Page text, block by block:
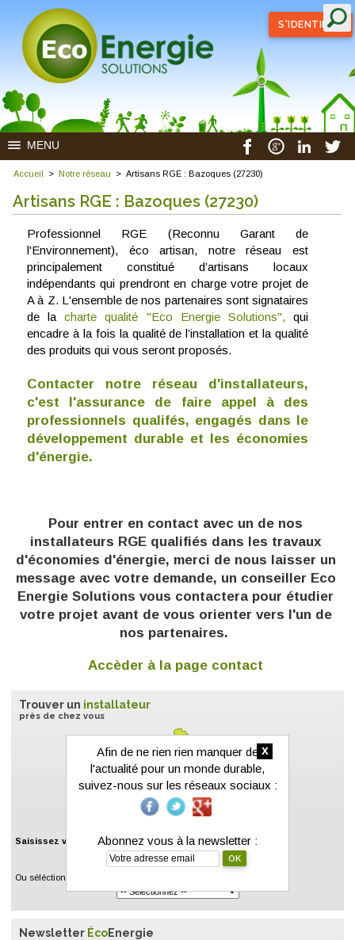
S'IDENTIFIER
MENU
Accueil > Notre réseau > Artisans RGE : Bazoques (27230)
Artisans RGE : Bazoques (27230)
Professionnel RGE (Reconnu Garant de
l'Environnement), éco artisan, notre réseau est
principalement constitué d’artisans locaux
indépendants qui prendront en charge votre projet de
A à Z. L'ensemble de nos partenaires sont signataires
de lacharte qualité "Eco Energie Solutions", qui
encadre à la fois la qualité de l’installation et la qualité
des produits qui vous seront proposés.
Contacter notre réseau d'installateurs,
c'est l'assurance de faire appel à des
professionnels qualifés, engagés dans le
développement durable et les économies
d'énergie.
Pour entrer en contact avec un de nos
installateurs RGE qualifiés dans les travaux
d'économies d'énergie, merci de nous laisser un
message avec votre demande, un conseiller Eco
Energie Solutions vous contactera pour étudier
votre projet avant de vous orienter vers l'un de
nos partenaires.
Accèder à la page contact
Trouver un installateur
près de chez vous
Saisissez votre code postal :
Ou séléctionnez un département :
Newsletter ÉcoEnergie
x
Afin de ne rien rien manquer de
l'actualité pour un monde durable,
suivez-nous sur les réseaux sociaux :
Abonnez vous à la newsletter :